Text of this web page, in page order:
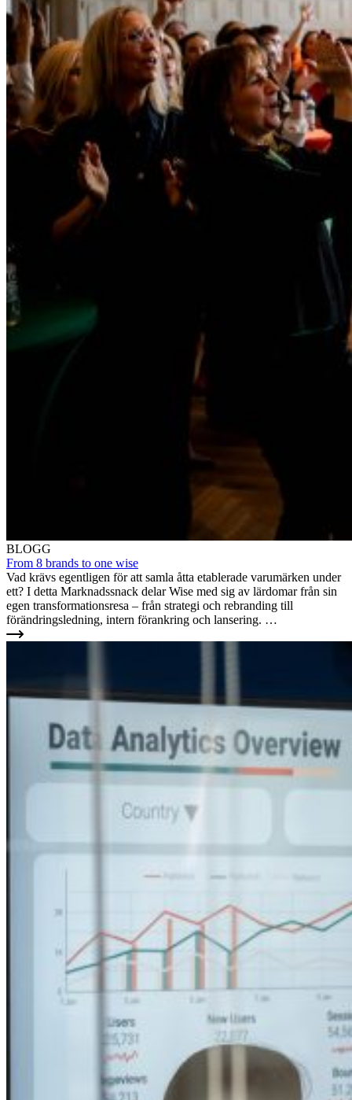
BLOGG
From 8 brands to one wise
Vad krävs egentligen för att samla åtta etablerade varumärken under
ett? I detta Marknadssnack delar Wise med sig av lärdomar från sin
egen transformationsresa – från strategi och rebranding till
förändringsledning, intern förankring och lansering. …